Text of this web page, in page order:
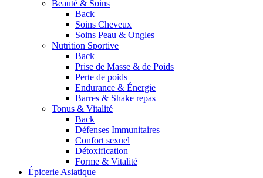
Beauté & Soins
Back
Soins Cheveux
Soins Peau & Ongles
Nutrition Sportive
Back
Prise de Masse & de Poids
Perte de poids
Endurance & Énergie
Barres & Shake repas
Tonus & Vitalité
Back
Défenses Immunitaires
Confort sexuel
Détoxification
Forme & Vitalité
Épicerie Asiatique